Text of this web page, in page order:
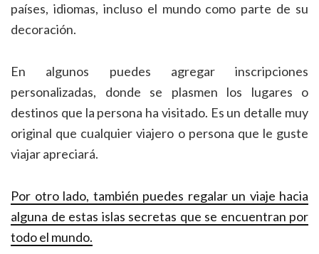
países, idiomas, incluso el mundo como parte de su
decoración.
En algunos puedes agregar inscripciones
personalizadas, donde se plasmen los lugares o
destinos que la persona ha visitado. Es un detalle muy
original que cualquier viajero o persona que le guste
viajar apreciará.
Por otro lado, también puedes regalar un viaje hacia
alguna de estas islas secretas que se encuentran por
todo el mundo.